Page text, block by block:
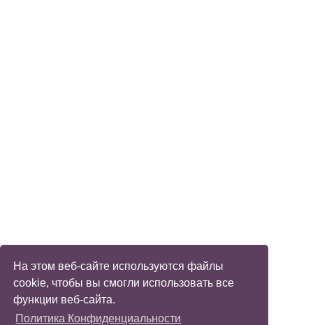
На этом веб-сайте используются файлы
cookie, чтобы вы смогли использовать все
функции веб-сайта.
Политика Конфиденциальности